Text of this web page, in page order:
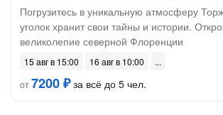
Погрузитесь в уникальную атмосферу
уголок хранит свои тайны и истории.
великолепие северной Флоренции
15 авг в 15:00
16 авг в 10:00
от7200 ₽за всё до 5 чел.